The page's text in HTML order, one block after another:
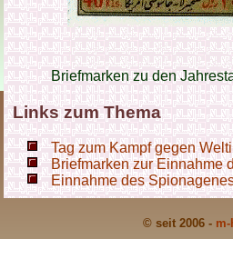
Briefmarken zu den
Links zum Thema
Tag zum Kampf gegen
Briefmarken zur Einnahme
Einnahme des
© seit 2006 -